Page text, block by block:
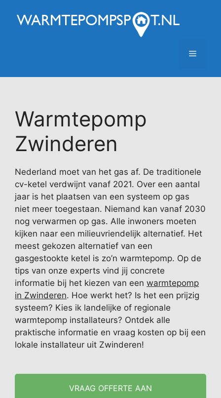
naar
Menu
Warmtepomp
Zwinderen
Nederland moet van het gas af. De traditionele
cv-ketel verdwijnt vanaf 2021. Over een aantal
jaar is het plaatsen van een systeem op gas
niet meer toegestaan. Niemand kan vanaf 2030
nog verwarmen op gas. Alle inwoners moeten
kijken naar een milieuvriendelijk alternatief. Het
meest gekozen alternatief van een
gasgestookte ketel is zo’n warmtepomp. Op de
tips van onze experts vind jij concrete
informatie bij het kiezen van een warmtepomp
in Zwinderen. Hoe werkt het? Is het een prijzig
systeem? Kies ik landelijke of regionale
warmtepomp installateurs? Ontdek alle
praktische informatie en vraag kosten op bij een
lokale installateur uit Zwinderen!
VRAAG OFFERTE AAN